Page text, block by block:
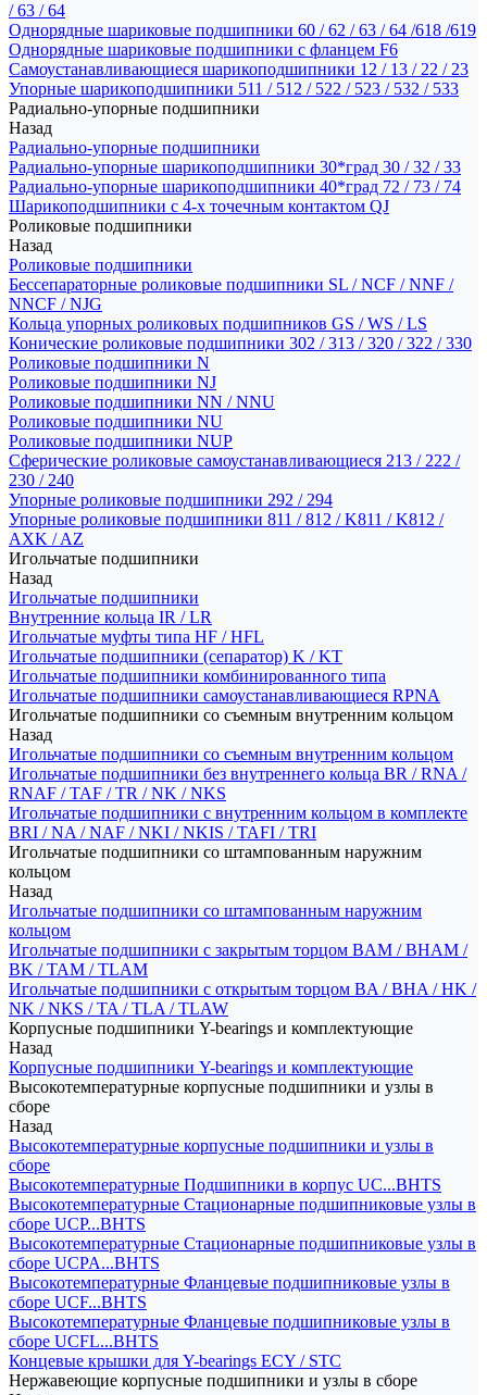
/ 63 / 64
Однорядные шариковые подшипники 60 / 62 / 63 / 64 /618 /619
Однорядные шариковые подшипники с фланцем F6
Самоустанавливающиеся шарикоподшипники 12 / 13 / 22 / 23
Упорные шарикоподшипники 511 / 512 / 522 / 523 / 532 / 533
Радиально-упорные подшипники
Назад
Радиально-упорные подшипники
Радиально-упорные шарикоподшипники 30*град 30 / 32 / 33
Радиально-упорные шарикоподшипники 40*град 72 / 73 / 74
Шарикоподшипники с 4-х точечным контактом QJ
Роликовые подшипники
Назад
Роликовые подшипники
Бессепараторные роликовые подшипники SL / NCF / NNF /
NNCF / NJG
Кольца упорных роликовых подшипников GS / WS / LS
Конические роликовые подшипники 302 / 313 / 320 / 322 / 330
Роликовые подшипники N
Роликовые подшипники NJ
Роликовые подшипники NN / NNU
Роликовые подшипники NU
Роликовые подшипники NUP
Сферические роликовые самоустанавливающиеся 213 / 222 /
230 / 240
Упорные роликовые подшипники 292 / 294
Упорные роликовые подшипники 811 / 812 / K811 / K812 /
AXK / AZ
Игольчатые подшипники
Назад
Игольчатые подшипники
Внутренние кольца IR / LR
Игольчатые муфты типа HF / HFL
Игольчатые подшипники (сепаратор) K / KT
Игольчатые подшипники комбинированного типа
Игольчатые подшипники самоустанавливающиеся RPNA
Игольчатые подшипники со съемным внутренним кольцом
Назад
Игольчатые подшипники со съемным внутренним кольцом
Игольчатые подшипники без внутреннего кольца BR / RNA /
RNAF / TAF / TR / NK / NKS
Игольчатые подшипники с внутренним кольцом в комплекте
BRI / NA / NAF / NKI / NKIS / TAFI / TRI
Игольчатые подшипники со штампованным наружним
кольцом
Назад
Игольчатые подшипники со штампованным наружним
кольцом
Игольчатые подшипники с закрытым торцом BAM / BHAM /
BK / TAM / TLAM
Игольчатые подшипники с открытым торцом BA / BHA / HK /
NK / NKS / TA / TLA / TLAW
Корпусные подшипники Y-bearings и комплектующие
Назад
Корпусные подшипники Y-bearings и комплектующие
Высокотемпературные корпусные подшипники и узлы в
сборе
Назад
Высокотемпературные корпусные подшипники и узлы в
сборе
Высокотемпературные Подшипники в корпус UC...BHTS
Высокотемпературные Стационарные подшипниковые узлы в
сборе UCP...BHTS
Высокотемпературные Стационарные подшипниковые узлы в
сборе UCPA...BHTS
Высокотемпературные Фланцевые подшипниковые узлы в
сборе UCF...BHTS
Высокотемпературные Фланцевые подшипниковые узлы в
сборе UCFL...BHTS
Концевые крышки для Y-bearings ECY / STC
Нержавеющие корпусные подшипники и узлы в сборе